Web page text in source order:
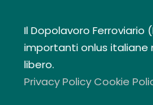
Il Dopolavoro Ferroviario
importanti onlus
libero.
Privacy PolicyCookie